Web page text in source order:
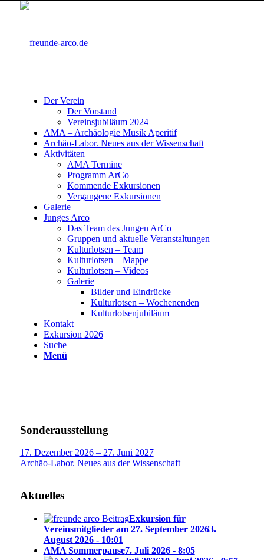
Der Verein
Der Vorstand
Vereinsjubiläum 2024
AMA – Archäologie Musik Aperitif
Archäo-Labor. Neues aus der Wissenschaft
Aktivitäten
AMA Termine
Programm ArCo
Kommende Exkursionen
Vergangene Exkursionen
Galerie
Junges Arco
Das Team des Jungen ArCo
Gruppen und aktuelle Veranstaltungen
Kulturlotsen – Team
Kulturlotsen – Mappe
Kulturlotsen – Videos
Galerie
Bilder und Eindrücke
Kulturlotsen – Wochenenden
Kulturlotsenjubiläum
Kontakt
Exkursion 2026
Suche
Menü
Sonderausstellung
17. Dezember 2026 – 27. Juni 2027
Archäo-Labor. Neues aus der Wissenschaft
Aktuelles
Exkursion für
Vereinsmitglieder am 27. September 20263.
August 2026 - 10:01
AMA Sommerpause7. Juli 2026 - 8:05